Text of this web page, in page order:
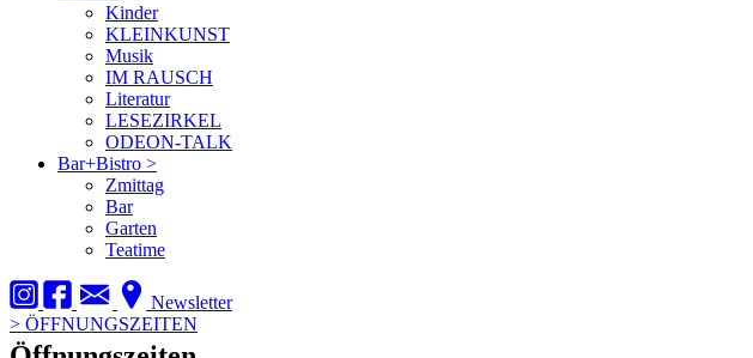
Kinder
KLEINKUNST
Musik
IM RAUSCH
Literatur
LESEZIRKEL
ODEON-TALK
Bar+Bistro >
Zmittag
Bar
Garten
Teatime
Newsletter
> ÖFFNUNGSZEITEN